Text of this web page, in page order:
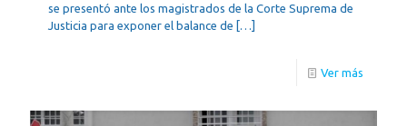
se presentó ante los magistrados de la Corte Suprema de
Justicia para exponer el balance de […]
Ver más